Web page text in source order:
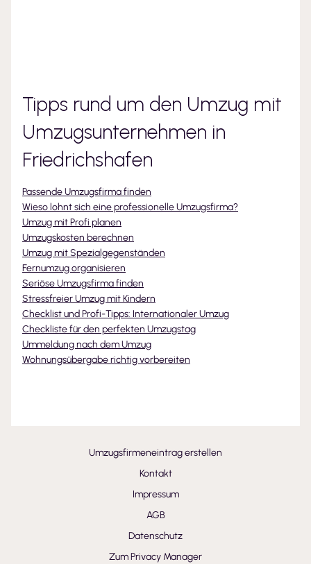
Tipps rund um den Umzug mit
Umzugsunternehmen in
Friedrichshafen
Passende Umzugsfirma finden
Wieso lohnt sich eine professionelle Umzugsfirma?
Umzug mit Profi planen
Umzugskosten berechnen
Umzug mit Spezialgegenständen
Fernumzug organisieren
Seriöse Umzugsfirma finden
Stressfreier Umzug mit Kindern
Checklist und Profi-Tipps: Internationaler Umzug
Checkliste für den perfekten Umzugstag
Ummeldung nach dem Umzug
Wohnungsübergabe richtig vorbereiten
Umzugsfirmeneintrag erstellen
Kontakt
Impressum
AGB
Datenschutz
Zum Privacy Manager